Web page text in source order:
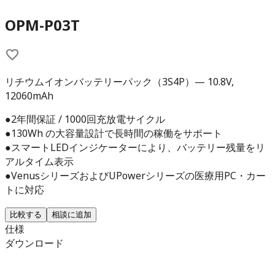
OPM-P03T
リチウムイオンバッテリーパック（3S4P）— 10.8V,
12060mAh
●2年間保証 / 1000回充放電サイクル
●130Wh の大容量設計で長時間の稼働をサポート
●スマートLEDインジケーターにより、バッテリー残量をリ
アルタイム表示
●VenusシリーズおよびUPowerシリーズの医療用PC・カー
トに対応
比較する 相談に追加
仕様
ダウンロード